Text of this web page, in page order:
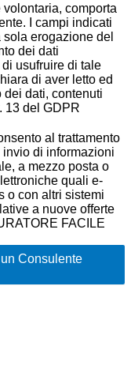
comporta
I campi indicati
erogazione del
dei dati
usufruire di tale
di aver letto ed
dei dati, contenuti
13 del GDPR
al trattamento
di informazioni
a mezzo posta o
quali e-
o con altri sistemi
a nuove offerte
FACILE
Consulente